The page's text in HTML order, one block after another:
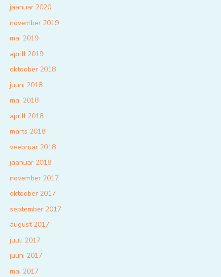
jaanuar 2020
november 2019
mai 2019
aprill 2019
oktoober 2018
juuni 2018
mai 2018
aprill 2018
märts 2018
veebruar 2018
jaanuar 2018
november 2017
oktoober 2017
september 2017
august 2017
juuli 2017
juuni 2017
mai 2017